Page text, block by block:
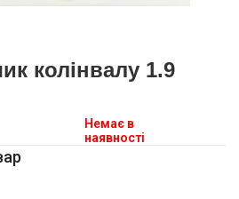
колінвалу 1.9
Немає в
наявності